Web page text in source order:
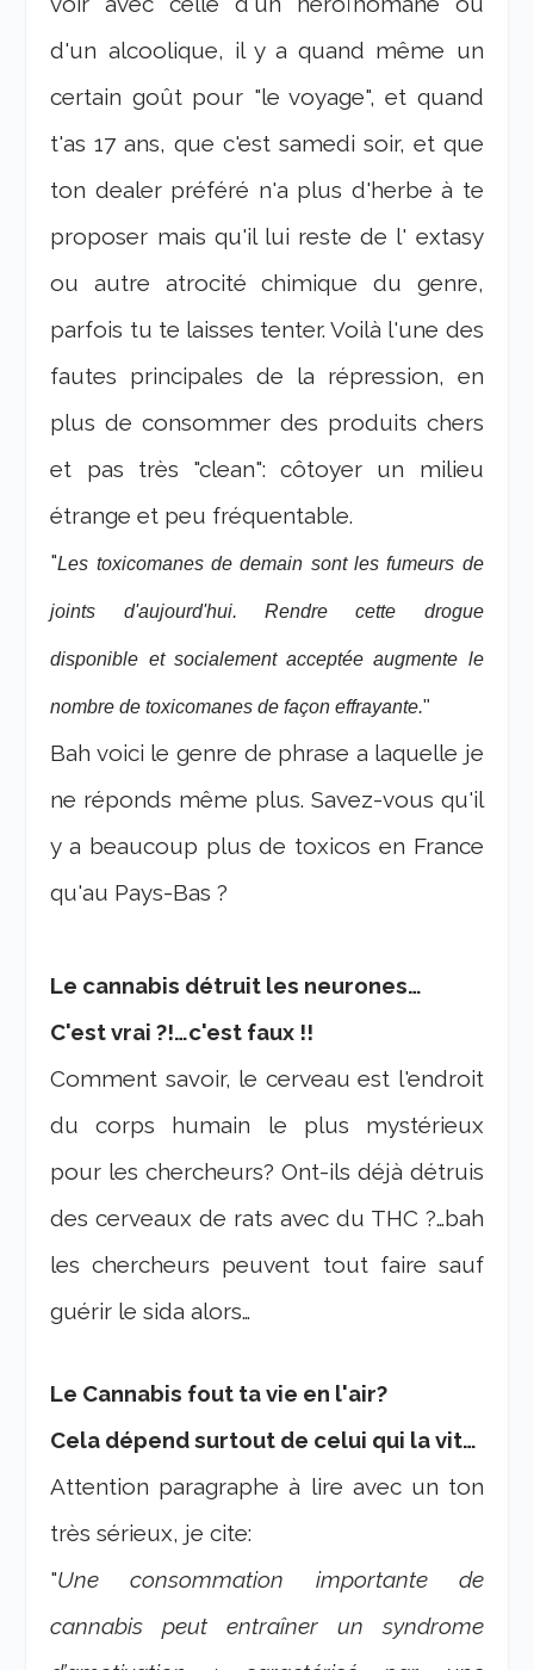
d'un alcoolique, il y a quand même un
certain goût pour "le voyage", et quand
t'as 17 ans, que c'est samedi soir, et que
ton dealer préféré n'a plus d'herbe à te
proposer mais qu'il lui reste de l' extasy
ou autre atrocité chimique du genre,
parfois tu te laisses tenter. Voilà l'une des
fautes principales de la répression, en
plus de consommer des produits chers
et pas très "clean": côtoyer un milieu
étrange et peu fréquentable.
"Les toxicomanes de demain sont les fumeurs de
joints d'aujourd'hui. Rendre cette drogue
disponible et socialement acceptée augmente le
nombre de toxicomanes de façon effrayante."
Bah voici le genre de phrase a laquelle je
ne réponds même plus. Savez-vous qu'il
y a beaucoup plus de toxicos en France
qu'au Pays-Bas ?
Le cannabis détruit les neurones…
C'est vrai ?!…c'est faux !!
Comment savoir, le cerveau est l'endroit
du corps humain le plus mystérieux
pour les chercheurs? Ont-ils déjà détruis
des cerveaux de rats avec du THC ?…bah
les chercheurs peuvent tout faire sauf
guérir le sida alors…
Le Cannabis fout ta vie en l'air?
Cela dépend surtout de celui qui la vit…
Attention paragraphe à lire avec un ton
très sérieux, je cite:
"Une consommation importante de
cannabis peut entraîner un syndrome